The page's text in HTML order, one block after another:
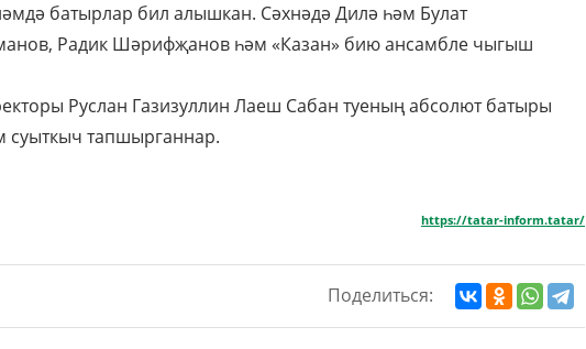
батырлар бил алышкан. Сәхнәдә Дилә һәм Булат
Радик Шәрифҗанов һәм «Казан» бию ансамбле чыгыш
Руслан Газизуллин Лаеш Сабан туеның абсолют батыры
суыткыч тапшырганнар.
https://tatar-inform.tatar/
Поделиться: